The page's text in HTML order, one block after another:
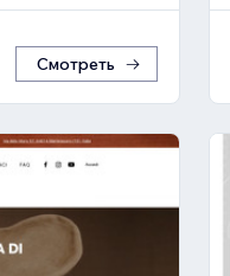
Смотреть